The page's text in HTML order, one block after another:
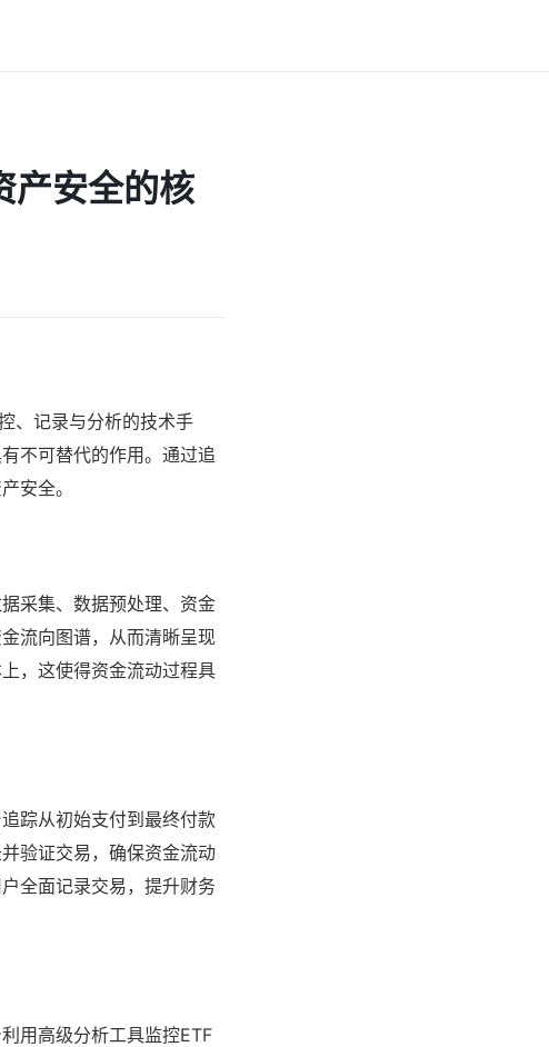
产安全的核
、记录与分析的技术手
不可替代的作用。通过追
安全。
采集、数据预处理、资金
流向图谱，从而清晰呈现
，这使得资金流动过程具
踪从初始支付到最终付款
验证交易，确保资金流动
全面记录交易，提升财务
用高级分析工具监控ETF